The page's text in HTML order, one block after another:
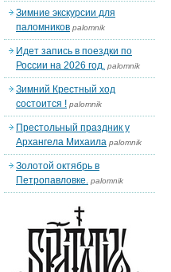
Зимние экскурсии для
паломников palomnik
Идет запись в поездки по
России на 2026 год. palomnik
Зимний Крестный ход
состоится ! palomnik
Престольный праздник у
Архангела Михаила palomnik
Золотой октябрь в
Петропавловке. palomnik